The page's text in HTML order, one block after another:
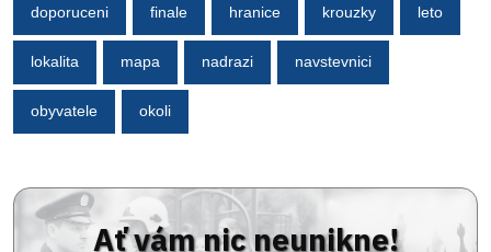
doporuceni finale hranice krouzky leto
lokalita mapa nadrazi navstevnici
obyvatele okoli
Ať vám nic neunikne!